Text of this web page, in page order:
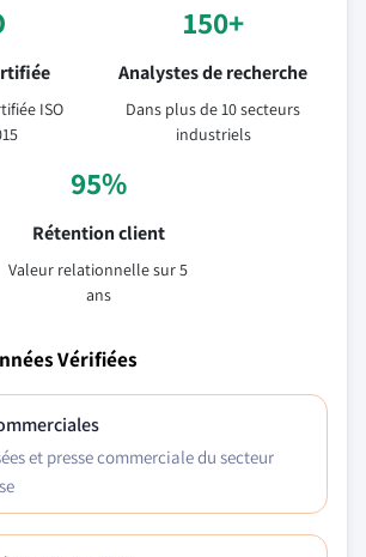
ISO
150+
Analystes de recherche
Dans plus de 10 secteurs
industriels
95%
Rétention client
Valeur relationnelle sur 5
ans
Vérifiées
et presse commerciale du secteur